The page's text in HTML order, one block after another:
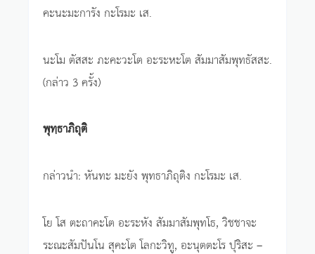
คะนะมะการัง กะโรมะ เส.
นะโม ตัสสะ ภะคะวะโต อะระหะโต สัมมาสัมพุทธัสสะ.
(กล่าว 3 ครั้ง)
พุทฺธาภิถุติ
กล่าวนำ: หันทะ มะยัง พุทธาภิถุติง กะโรมะ เส.
โย โส ตะถาคะโต อะระหัง สัมมาสัมพุทโธ, วิชชาจะ
ระณะสัมปันโน สุคะโต โลกะวิทู, อะนุตตะโร ปุริสะ –